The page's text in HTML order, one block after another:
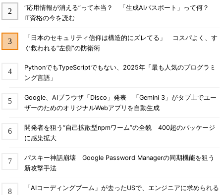
“応用情報が消える”って本当？ 「生成AIパスポート」って何？
IT資格の今を読む
「日本のセキュリティ信仰は構造的にズレてる」 コスパよく、す
ぐ救われる“左側”の防衛術
PythonでもTypeScriptでもない、2025年「最も人気のプログラミ
ング言語」
Google、AIブラウザ「Disco」発表 「Gemini 3」がタブ上でユー
ザーのためのオリジナルWebアプリを自動生成
開発者を狙う“自己拡散型npmワーム”の全貌 400超のパッケージ
に感染拡大
パスキー神話崩壊 Google Password Managerの同期機能を狙う
新攻撃手法
「AIコーディングブーム」が去ったUSで、エンジニアに求められる